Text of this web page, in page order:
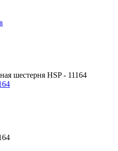
шестерня HSP - 11164